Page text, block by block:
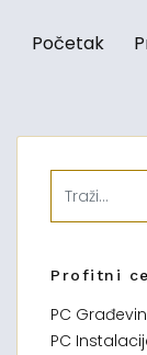
Početak
Profitni
PC
PC